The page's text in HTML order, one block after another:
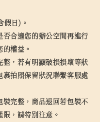
假日)。
合適您的辦公空間再進行
的權益。
，若有明顯破損損壞等狀
拍照保留狀況聯繫客服處
完整，商品退回若包裝不
限，請特別注意。